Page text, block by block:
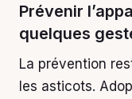
Prévenir
quelques
La prévention
les asticots.